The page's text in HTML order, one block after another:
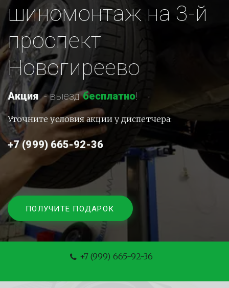
шиномонтаж на 3-й
проспект
Новогиреево
Акция - выезд бесплатно!
Уточните условия акции у диспетчера:
+7 (999) 665-92-36
ПОЛУЧИТЕ ПОДАРОК
+7 (999) 665-92-36